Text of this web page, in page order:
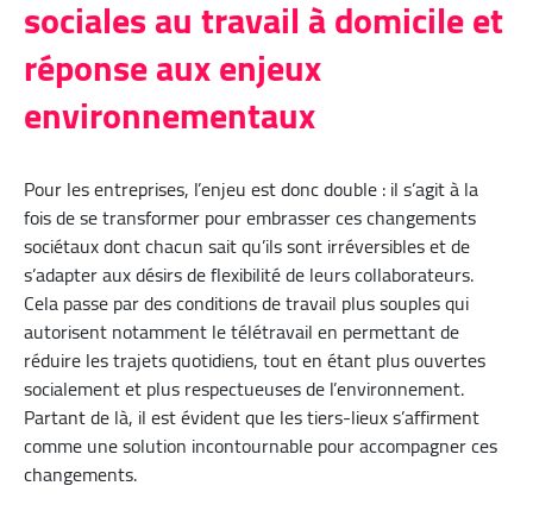
sociales au travail à domicile et
réponse aux enjeux
environnementaux
Pour les entreprises, l’enjeu est donc double : il s’agit à la
fois de se transformer pour embrasser ces changements
sociétaux dont chacun sait qu’ils sont irréversibles et de
s’adapter aux désirs de flexibilité de leurs collaborateurs.
Cela passe par des conditions de travail plus souples qui
autorisent notamment le télétravail en permettant de
réduire les trajets quotidiens, tout en étant plus ouvertes
socialement et plus respectueuses de l’environnement.
Partant de là, il est évident que les tiers-lieux s’affirment
comme une solution incontournable pour accompagner ces
changements.